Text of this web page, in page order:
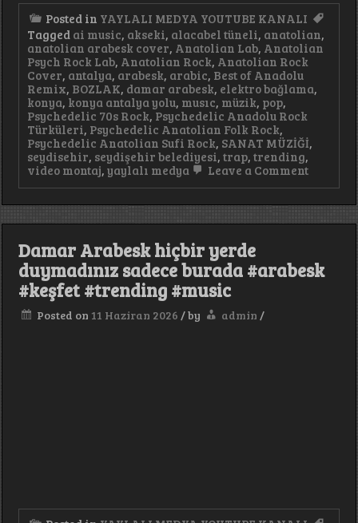
Posted in YAYLALI MEDYA YOUTUBE KANALI
Tagged ai music, akseki, alacabel tüneli, anatolian,
anatolian arabesk cover, Anatolian Lab, Anatolian
Psych Rock Lab, Anatolian Rock, Anatolian Rock
Cover, antalya, arabesk, arabic, Best of Anadolu
Remix, BOZLAK, damar arabesk, elektro bağlama,
konya, konya antalya yolu, musıc, müzik, pop,
Psychedelic 70s Rock, Psychedelic Anadolu Rock
Türküleri, Psychedelic Anatolian Folk Rock,
Psychedelic Anatolian Sufi Rock, SANAT MÜZİĞİ,
seydisehir, seydişehir belediyesi, trap, trending,
video montaj, yaylalı medya Leave a Commenton
Fincan
Hatırı
Var
Damar Arabesk hiçbir yerde
duymadınız sadece burada #arabesk
#keşfet #trending #music
Posted on 11 Haziran 2026 /by admin /